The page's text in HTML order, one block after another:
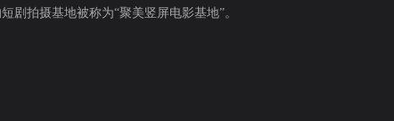
剧拍摄基地被称为“聚美竖屏电影基地”。